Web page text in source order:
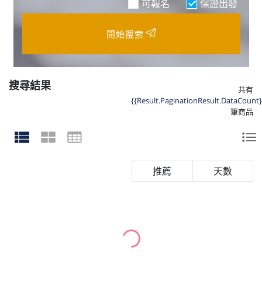
可報名 保證出發
開始搜索
搜尋結果
共有
筆商品
天數